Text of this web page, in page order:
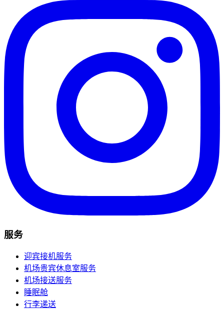
服务
迎宾接机服务
机场贵宾休息室服务
机场接送服务
睡眠舱
行李递送